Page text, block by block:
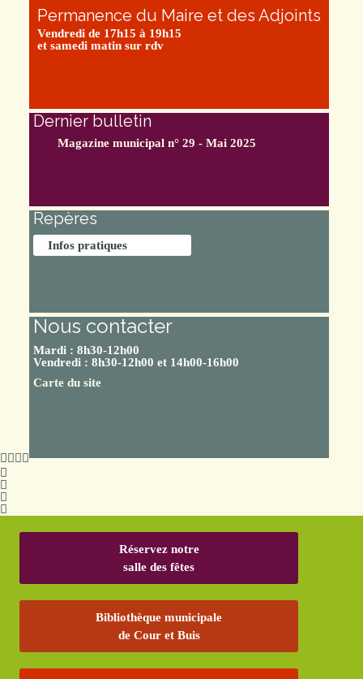
Permanence du Maire et des Adjoints
Vendredi de 17h15 à 19h15
et samedi matin sur rdv
Dernier bulletin
Magazine municipal n° 29 - Mai 2025
Repères
Infos pratiques
Nous contacter
Mardi : 8h30-12h00
Vendredi : 8h30-12h00 et 14h00-16h00
Carte du site
Réservez notre
salle des fêtes
Bibliothèque municipale
de Cour et Buis